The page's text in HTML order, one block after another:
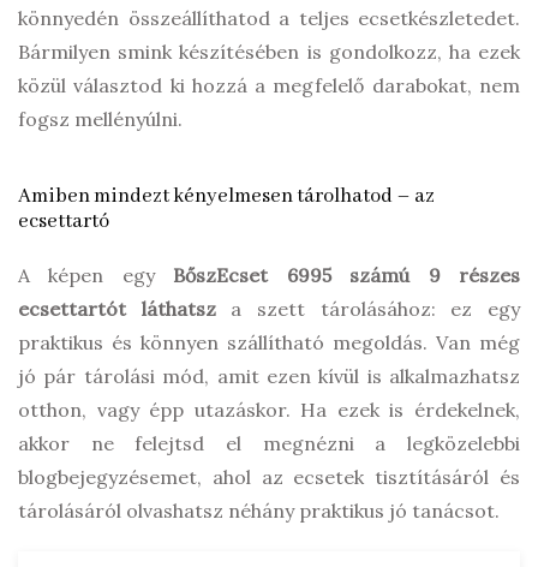
könnyedén összeállíthatod a teljes ecsetkészletedet.
Bármilyen smink készítésében is gondolkozz, ha ezek
közül választod ki hozzá a megfelelő darabokat, nem
fogsz mellényúlni.
Amiben mindezt kényelmesen tárolhatod – az
ecsettartó
A képen egy BőszEcset 6995 számú 9 részes
ecsettartót láthatsza szett tárolásához: ez egy
praktikus és könnyen szállítható megoldás. Van még
jó pár tárolási mód, amit ezen kívül is alkalmazhatsz
otthon, vagy épp utazáskor. Ha ezek is érdekelnek,
akkor ne felejtsd el megnézni a legközelebbi
blogbejegyzésemet, ahol az ecsetek tisztításáról és
tárolásáról olvashatsz néhány praktikus jó tanácsot.